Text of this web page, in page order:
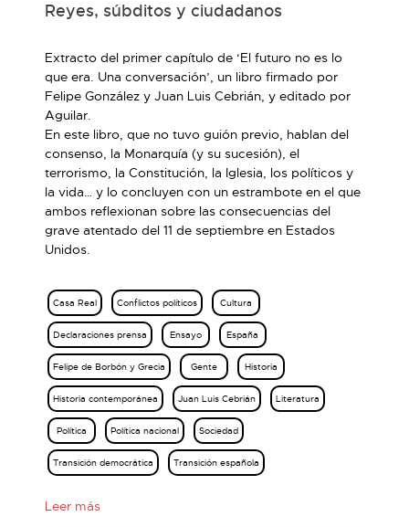
Reyes, súbditos y ciudadanos
Extracto del primer capítulo de ‘El futuro no es lo
que era. Una conversación’, un libro firmado por
Felipe González y Juan Luis Cebrián, y editado por
Aguilar.
En este libro, que no tuvo guión previo, hablan del
consenso, la Monarquía (y su sucesión), el
terrorismo, la Constitución, la Iglesia, los políticos y
la vida… y lo concluyen con un estrambote en el que
ambos reflexionan sobre las consecuencias del
grave atentado del 11 de septiembre en Estados
Unidos.
Casa Real Conflictos políticos Cultura
Declaraciones prensa Ensayo España
Felipe de Borbón y Grecia Gente Historia
Historia contemporánea Juan Luis Cebrián Literatura
Política Política nacional Sociedad
Transición democrática Transición española
Leer más